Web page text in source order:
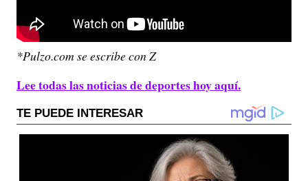
*Pulzo.com se escribe con Z
Lee todas las noticias de deportes hoy aquí.